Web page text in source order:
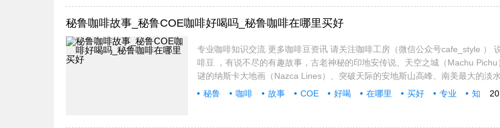
秘鲁咖啡故事_秘鲁COE咖啡好喝吗_秘鲁咖啡在哪里买好
专业咖啡知识交流 更多咖啡豆资讯 请关注咖啡工房（微信公众号cafe_style ）
啡豆 ，有说不尽的有趣故事，古老神秘的印地安传说、天空之城（Machu Pichu
谜的纳斯卡大地画（Nazca Lines）、突破天际的安地斯山高峰、南美最大的淡
秘鲁 咖啡 故事 COE 好喝 在哪里 买好 专业 知